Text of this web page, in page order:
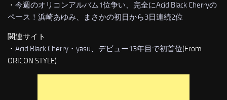
・ 今週のオリコンアルバム1位争い、完全にAcid Black Cherryの
ペース！浜崎あゆみ、まさかの初日から3日連続2位
関連サイト
・ Acid Black Cherry・yasu、デビュー13年目で初首位(From
ORICON STYLE)